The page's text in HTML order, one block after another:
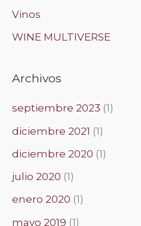
Vinos
WINE MULTIVERSE
Archivos
septiembre 2023 (1)
diciembre 2021 (1)
diciembre 2020 (1)
julio 2020 (1)
enero 2020 (1)
mayo 2019 (1)